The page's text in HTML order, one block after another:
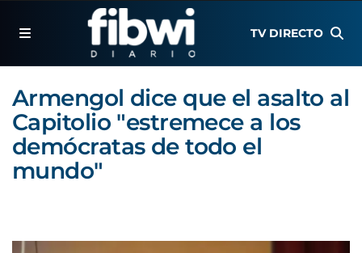
TV DIRECTO
Armengol dice que el asalto al
Capitolio "estremece a los
demócratas de todo el
mundo"